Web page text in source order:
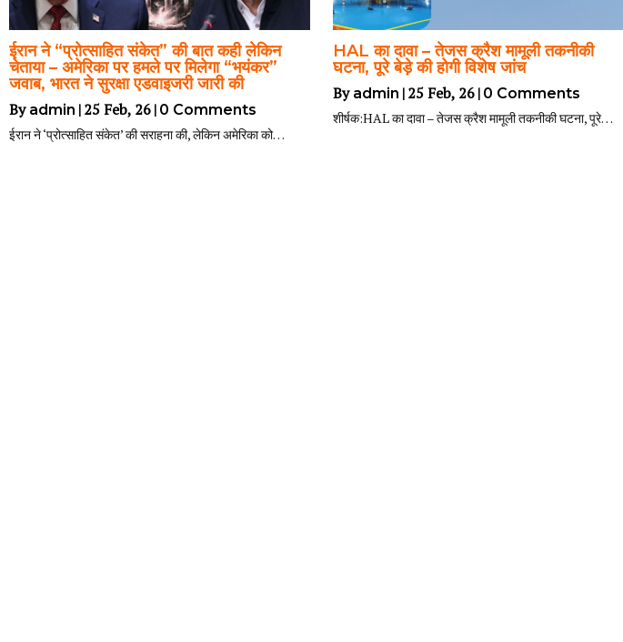
ईरान ने “प्रोत्साहित संकेत” की बात कही लेकिन
चेताया – अमेरिका पर हमले पर मिलेगा “भयंकर”
जवाब, भारत ने सुरक्षा एडवाइजरी जारी की
By admin |25Feb, 26| 0 Comments
ईरान ने ‘प्रोत्साहित संकेत’ की सराहना की, लेकिन अमेरिका को…
HAL का दावा – तेजस क्रैश मामूली तकनीकी
घटना, पूरे बेड़े की होगी विशेष जांच
By admin | 25 Feb, 26 | 0 Comments
शीर्षक:HAL का दावा – तेजस क्रैश मामूली तकनीकी घटना, पूरे…